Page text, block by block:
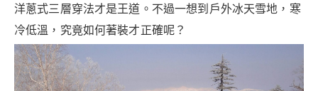
洋蔥式三層穿法才是王道。 不過一想到戶外冰天雪地，寒
冷低溫，究竟如何著裝才正確呢？